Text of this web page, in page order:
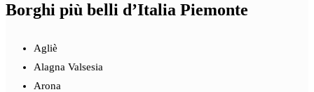
Borghi più belli d’Italia Piemonte
Agliè
Alagna Valsesia
Arona